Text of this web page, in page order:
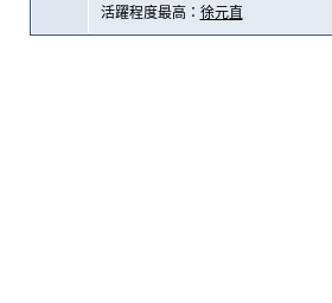
活躍程度最高： 徐元直